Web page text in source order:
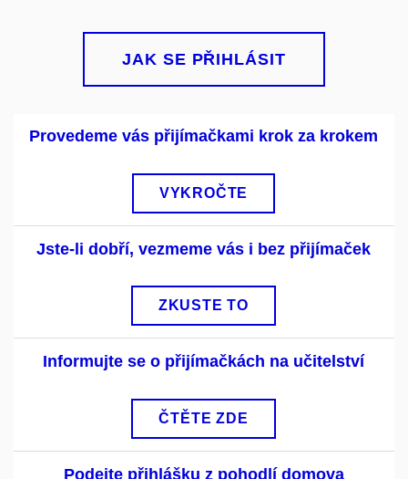
JAK SE PŘIHLÁSIT
Provedeme vás přijímačkami krok za krokem
VYKROČTE
Jste-li dobří, vezmeme vás i bez přijímaček
ZKUSTE TO
Informujte se o přijímačkách na učitelství
ČTĚTE ZDE
Podejte přihlášku z pohodlí domova